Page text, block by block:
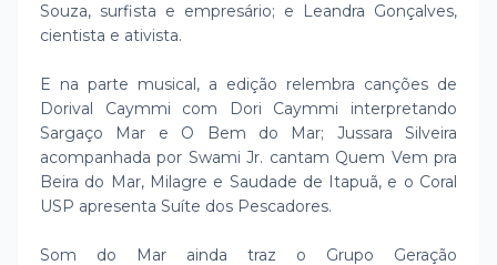
Souza, surfista e empresário; e Leandra Gonçalves,
cientista e ativista.
E na parte musical, a edição relembra canções de
Dorival Caymmi com Dori Caymmi interpretando
Sargaço Mar e O Bem do Mar; Jussara Silveira
acompanhada por Swami Jr. cantam Quem Vem pra
Beira do Mar, Milagre e Saudade de Itapuã, e o Coral
USP apresenta Suíte dos Pescadores.
Som do Mar ainda traz o Grupo Geração